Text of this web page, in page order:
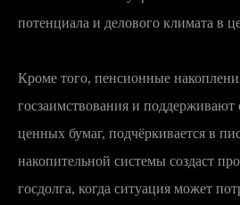
потенциала и делового климата в
Кроме того, пенсионные
госзаимствования и поддерживают
ценных бумаг, подчёркивается в
накопительной системы создаст
госдолга, когда ситуация может